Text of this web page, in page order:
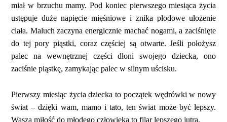
miał w brzuchu mamy. Pod koniec pierwszego miesiąca życia
ustępuje duże napięcie mięśniowe i znika płodowe ułożenie
ciała. Maluch zaczyna energicznie machać nogami, a zaciśnięte
do tej pory piąstki, coraz częściej są otwarte. Jeśli położysz
palec na wewnętrznej części dłoni swojego dziecka, ono
zaciśnie piąstkę, zamykając palec w silnym uścisku.
Pierwszy miesiąc życia dziecka to początek wędrówki w nowy
świat – dzięki wam, mamo i tato, ten świat może być lepszy.
Wasza miłość do młodego człowieka to filar lepszego jutra.